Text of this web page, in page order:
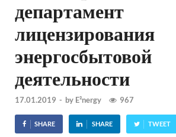
департамент
лицензирования
энергосбытовой
деятельности
17.01.2019 - by E²nergy 967
SHARE SHARE TWEET